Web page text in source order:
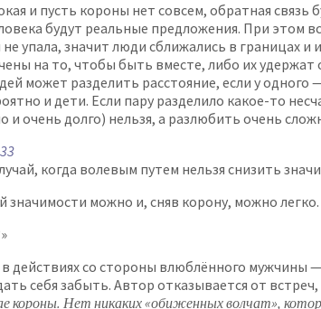
и пусть короны нет совсем, обратная
будут реальные предложения. При этом
упала, значит люди сближались в границах
на то, чтобы быть вместе, либо их
может разделить расстояние, если у
и дети. Если пару разделило какое-то
и очень долго) нельзя, а разлюбить очень
когда волевым путем нельзя снизить
значимости можно и, сняв корону, можно легко.
действиях со стороны влюблённого мужчины
себя забыть. Автор отказывается от встреч,
короны. Нет никаких «обиженных волчат»,